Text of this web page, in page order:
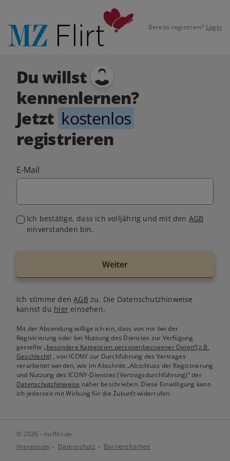
Bereits registriert? Login
Du willst
kennenlernen?
Jetzt kostenlos
registrieren
E-Mail
Ich bestätige, dass ich volljährig und mit den AGB
einverstanden bin.
Weiter
Ich stimme denAGB zu. Die Datenschutzhinweise
kannst du hiereinsehen.
Mit der Absendung willige ich ein, dass von mir bei der
Registrierung oder bei Nutzung des Dienstes zur Verfügung
gestellte„besondere Kategorien personenbezogener Daten“(z.B.
Geschlecht) , von ICONY zur Durchführung des Vertrages
verarbeitet werden, wie im Abschnitt „Abschluss der Registrierung
und Nutzung des ICONY-Dienstes (Vertragsdurchführung)“ der
Datenschutzhinweise näher beschrieben. Diese Einwilligung kann
ich jederzeit mit Wirkung für die Zukunft widerrufen.
© 2026 - mzflirt.de
Impressum
Datenschutz Barrierefreiheit